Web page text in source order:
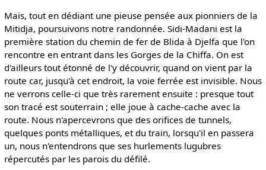
Mais, tout en dédiant une pieuse pensée aux pionniers de la
Mitidja, poursuivons notre randonnée. Sidi-Madani est la
première station du chemin de fer de Blida à Djelfa que l'on
rencontre en entrant dans les Gorges de la Chiffa. On est
d'ailleurs tout étonné de l'y découvrir, quand on vient par la
route car, jusqu'à cet endroit, la voie ferrée est invisible. Nous
ne verrons celle-ci que très rarement ensuite : presque tout
son tracé est souterrain ; elle joue à cache-cache avec la
route. Nous n'apercevrons que des orifices de tunnels,
quelques ponts métalliques, et du train, lorsqu'il en passera
un, nous n'entendrons que ses hurlements lugubres
répercutés par les parois du défilé.